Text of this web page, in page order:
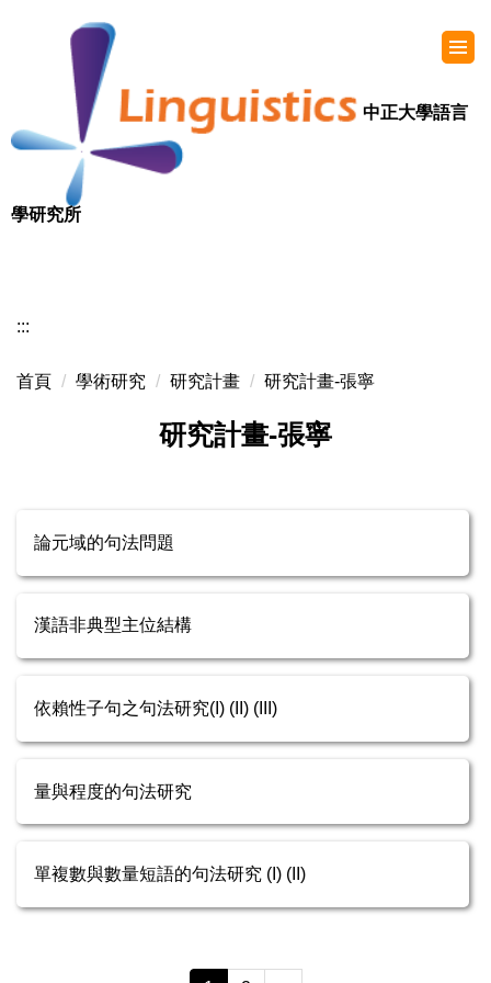
中正大學語言
學研究所
:::
首頁 學術研究 研究計畫 研究計畫-張寧
研究計畫-張寧
論元域的句法問題
漢語非典型主位結構
依賴性子句之句法研究(I) (II) (III)
量與程度的句法研究
單複數與數量短語的句法研究 (I) (II)